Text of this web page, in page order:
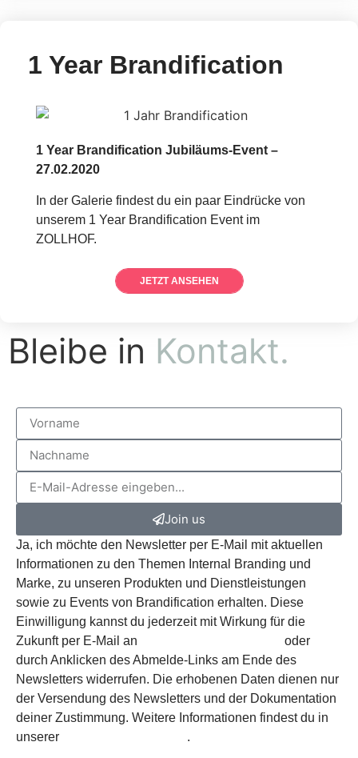
1 Year Brandification
1 Year Brandification Jubiläums-Event –
27.02.2020
In der Galerie findest du ein paar Eindrücke von
unserem 1 Year Brandification Event im
ZOLLHOF.
JETZT ANSEHEN
Bleibe in Kontakt.
Join us
Ja, ich möchte den Newsletter per E-Mail mit aktuellen
Informationen zu den Themen Internal Branding und
Marke, zu unseren Produkten und Dienstleistungen
sowie zu Events von Brandification erhalten. Diese
Einwilligung kannst du jederzeit mit Wirkung für die
Zukunft per E-Mail an
oder
durch Anklicken des Abmelde-Links am Ende des
Newsletters widerrufen. Die erhobenen Daten dienen nur
der Versendung des Newsletters und der Dokumentation
deiner Zustimmung. Weitere Informationen findest du in
unserer
.